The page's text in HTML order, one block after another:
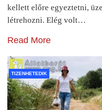
kellett előre egyeztetni,
létrehozni. Elég volt…
Read More
TIZENHETEDIK